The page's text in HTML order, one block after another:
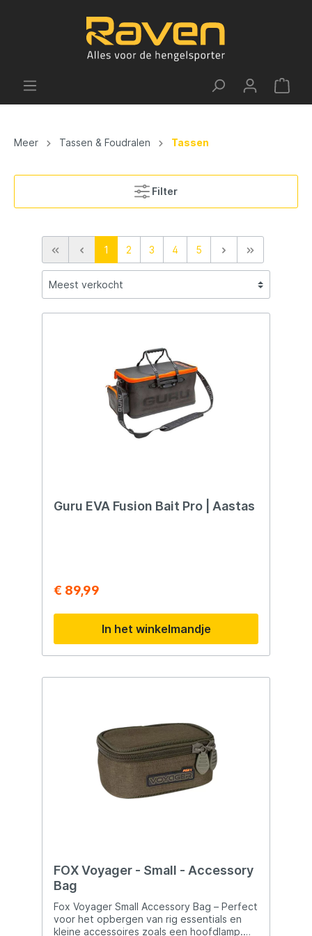
Meer Tassen & Foudralen Tassen
Filter
1 2 3 4 5
Guru EVA Fusion Bait Pro | Aastas
€ 89,99
In het winkelmandje
FOX Voyager - Small - Accessory
Bag
Fox Voyager Small Accessory Bag – Perfect
voor het opbergen van rig essentials en
kleine accessoires zoals een hoofdlamp.